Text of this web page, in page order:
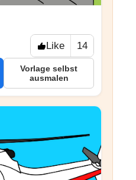
Like 14
Vorlage selbst
ausmalen